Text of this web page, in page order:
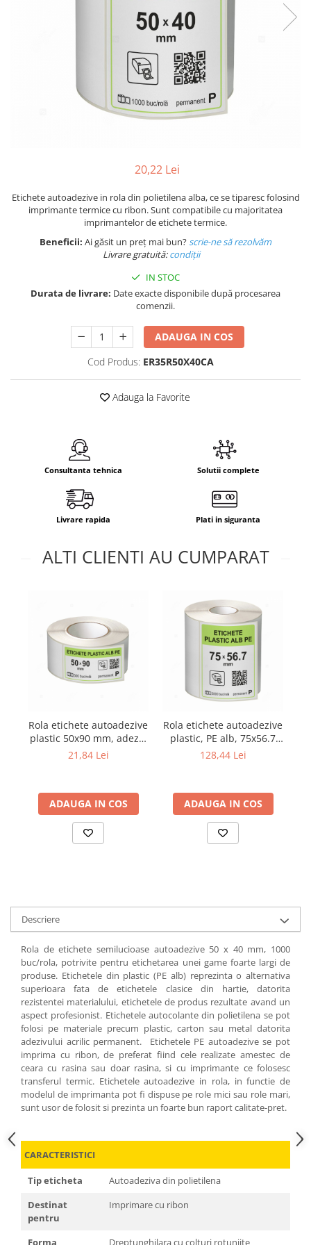
Pungi coloane de aer
Separatoare carton si coltare20,22 Lei
Etichete autoadezive in rola din polietilena alba, ce se tiparesc folosind
imprimante termice cu ribon. Sunt compatibile cu majoritatea
imprimantelor de etichete termice.
Beneficii: Ai găsit un preț mai bun?scrie-ne să rezolvăm
Livrare gratuită:condiții
IN STOC
Durata de livrare: Date exacte disponibile după procesarea
comenzii.
ADAUGA IN COS
Cod Produs: ER35R50X40CA
Adauga la Favorite
Consultanta tehnica Solutii complete
Livrare rapida Plati in siguranta
ALTI CLIENTI AU CUMPARAT
Rola etichete autoadezive
plastic 50x90 mm, adeziv
permanent, 500
21,84 Lei
ADAUGA IN COS
Rola etichete autoadezive
plastic, PE alb, 75x56.7
mm, adeziv permanent,
128,44 Lei
ADAUGA IN COS
Descriere
Rola de etichete semilucioase autoadezive 50 x 40 mm, 1000
buc/rola, potrivite pentru etichetarea unei game foarte largi de
produse. Etichetele din plastic (PE alb) reprezinta o alternativa
superioara fata de etichetele clasice din hartie, datorita
rezistentei materialului, etichetele de produs rezultate avand un
aspect profesionist. Etichetele autocolante din polietilena se pot
folosi pe materiale precum plastic, carton sau metal datorita
adezivului acrilic permanent. Etichetele PE autoadezive se pot
imprima cu ribon, de preferat fiind cele realizate amestec de
ceara cu rasina sau doar rasina, si cu imprimante ce folosesc
transferul termic. Etichetele autoadezive in rola, in functie de
modelul de imprimanta pot fi dispuse pe role mici sau role mari,
sunt usor de folosit si prezinta un foarte bun raport calitate-pret.
CARACTERISTICI
Tip eticheta
Autoadeziva din polietilena
Destinat
pentru
Imprimare cu ribon
Forma Dreptunghilara cu colturi rotunjite